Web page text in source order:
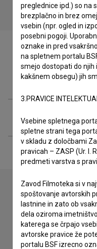
Filmografija
Razširjeni
Stik z
Spoštovani, s pomočjo
stik z uredništvom Baze
odzivov.
preglednice ipd.) so na
brezplačno in brez
vsebin (npr. ogled in
posebni pogoji.
oznake in pred
na spletnem portalu
smejo dostopati do njih
kakšnem obsegu) jih
3.PRAVICE
Vsebine spletnega
spletne strani tega
v skladu z določbami
pravicah – ZASP (Ur. l.
predmeti varstva s
Zavod Filmoteka si v
spoštovanje avtorskih
lastnine in zato ob
dela oziroma
katerega se črpajo
avtorske pravice že
portalu BSF izrecno